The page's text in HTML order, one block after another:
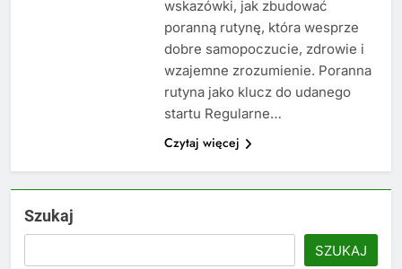
wskazówki, jak zbudować
poranną rutynę, która wesprze
dobre samopoczucie, zdrowie i
wzajemne zrozumienie. Poranna
rutyna jako klucz do udanego
startu Regularne…
Czytaj więcej
Szukaj
SZUKAJ